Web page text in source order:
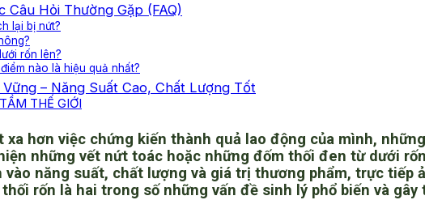
Câu Hỏi Thường Gặp (FAQ)
lại bị nứt?
rốn lên?
nào là hiệu quả nhất?
– Năng Suất Cao, Chất Lượng Tốt
THẾ GIỚI
hơn việc chứng kiến thành quả lao động của mình,
những vết nứt toác hoặc những đốm thối đen từ dưới
năng suất, chất lượng và giá trị thương phẩm, trực tiếp
rốn là hai trong số những vấn đề sinh lý phổ biến và